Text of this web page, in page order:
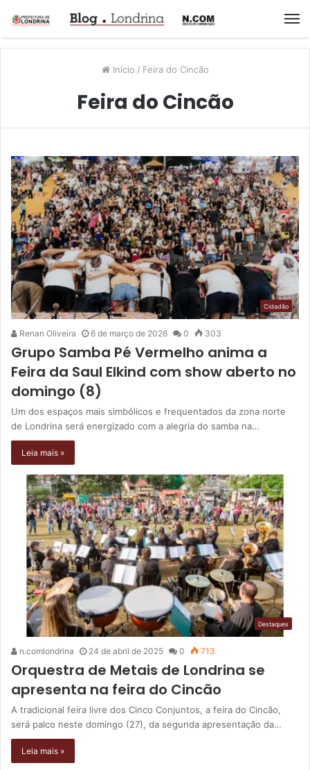
Início / Feira do Cincão
Feira do Cincão
Cidadão
Renan Oliveira 6 de março de 2026 0 303
Grupo Samba Pé Vermelho anima a
Feira da Saul Elkind com show aberto no
domingo (8)
Um dos espaços mais simbólicos e frequentados da zona norte
de Londrina será energizado com a alegria do samba na…
Leia mais »
Destaques
n.comlondrina 24 de abril de 2025 0 713
Orquestra de Metais de Londrina se
apresenta na feira do Cincão
A tradicional feira livre dos Cinco Conjuntos, a feira do Cincão,
será palco neste domingo (27), da segunda apresentação da…
Leia mais »